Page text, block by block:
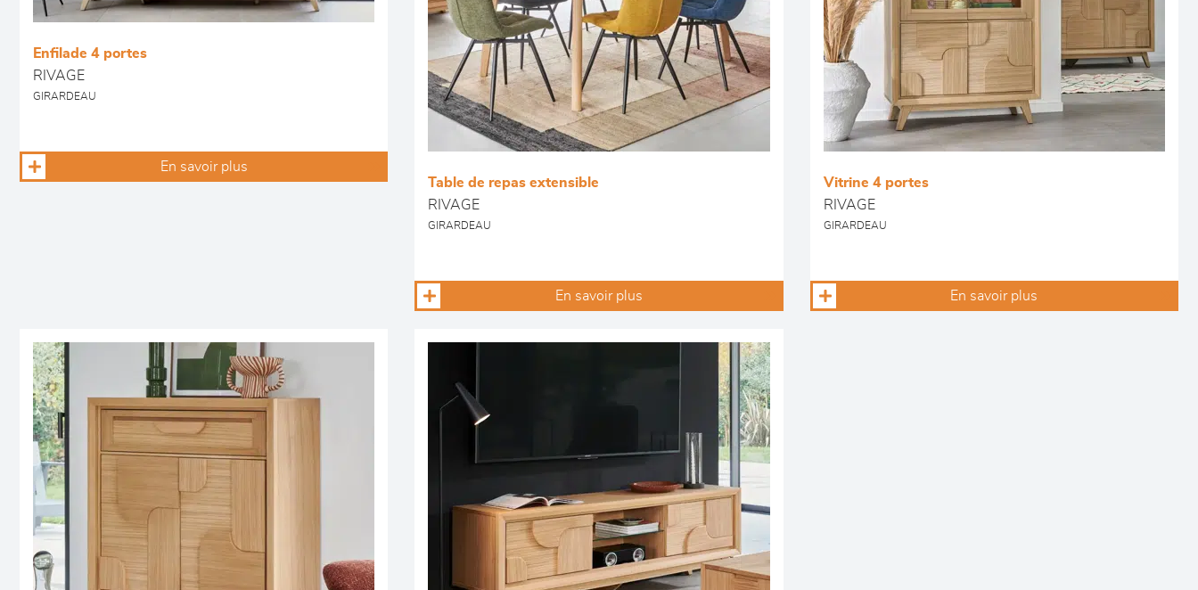
Enfilade 4 portes
RIVAGE
GIRARDEAU
En savoir plus
Table de repas extensible
RIVAGE
GIRARDEAU
En savoir plus
Vitrine 4 portes
RIVAGE
GIRARDEAU
En savoir plus